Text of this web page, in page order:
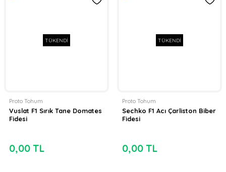
TÜKENDİ
Proto Tohum
Vuslat F1 Sırık Tane Domates
Fidesi
0,00 TL
TÜKENDİ
Proto Tohum
Sechko F1 Acı Çarliston Biber
Fidesi
0,00 TL